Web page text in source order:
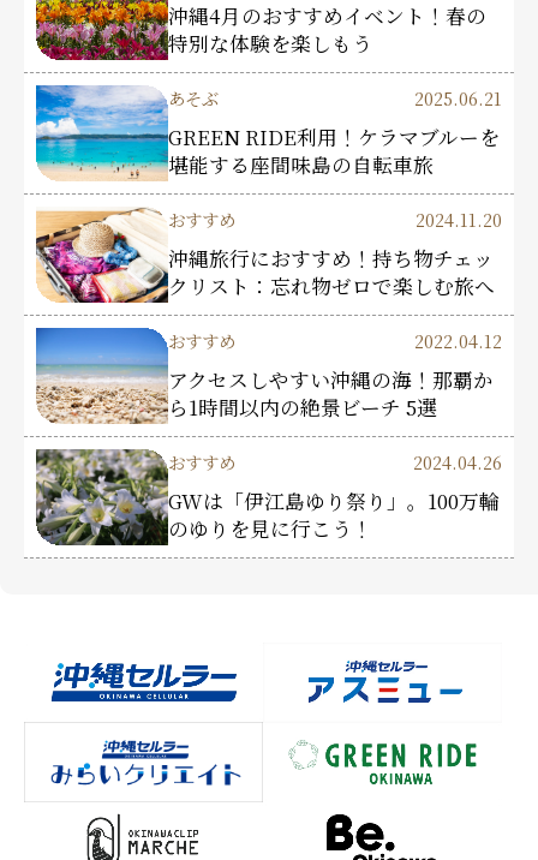
沖縄4月のおすすめイベント！春の
特別な体験を楽しもう
あそぶ 2025.06.21
GREEN RIDE利用！ケラマブルーを
堪能する座間味島の自転車旅
おすすめ 2024.11.20
沖縄旅行におすすめ！持ち物チェッ
クリスト：忘れ物ゼロで楽しむ旅へ
おすすめ 2022.04.12
アクセスしやすい沖縄の海！那覇か
ら1時間以内の絶景ビーチ 5選
おすすめ 2024.04.26
GWは「伊江島ゆり祭り」。100万輪
のゆりを見に行こう！